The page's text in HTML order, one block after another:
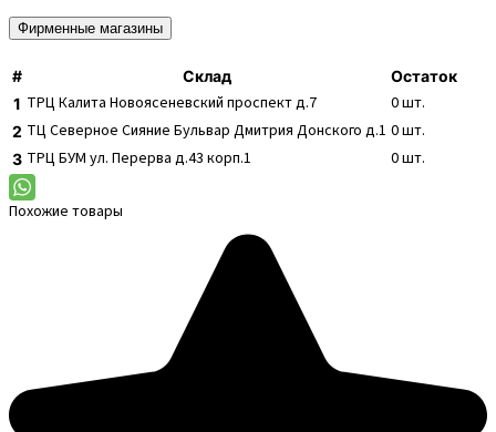
Фирменные магазины
# Склад
Остаток
1 ТРЦ Калита Новоясеневский проспект д.7 0шт.
2 ТЦ Северное Сияние Бульвар Дмитрия Донского д.1 0шт.
3 ТРЦ БУМ ул. Перерва д.43 корп.1 0шт.
Похожие товары